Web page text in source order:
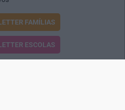
FAMÍLIAS
ESCOLAS